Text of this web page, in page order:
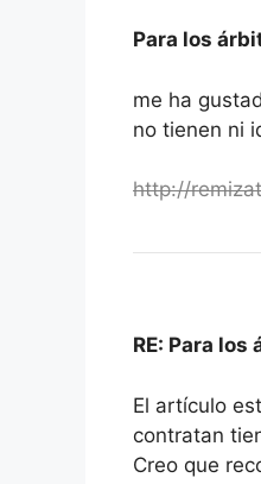
Para los
me ha
no tienen ni
http://
RE: Para los
El artículo
contratan
Creo que